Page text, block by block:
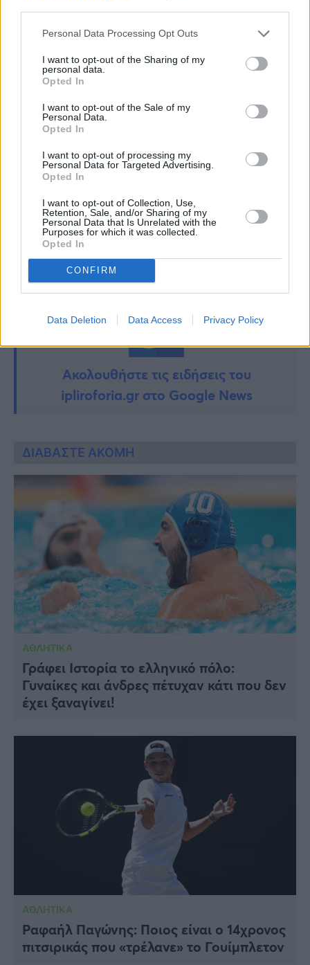
Personal Data Processing Opt Outs
I want to opt-out of the Sharing of my
personal data.
Opted In
I want to opt-out of the Sale of my
Personal Data.
Opted In
I want to opt-out of processing my
Personal Data for Targeted Advertising.
Opted In
I want to opt-out of Collection, Use,
Retention, Sale, and/or Sharing of my
Personal Data that Is Unrelated with the
Purposes for which it was collected.
Opted In
CONFIRM
Data Deletion Data Access Privacy Policy
προορισμοί που δεν πάει κανείς (ακόμα)
Διακοπές στην Κεφαλονιά για τον πρίγκιπα
Ουίλιαμ, την Κέιτ Μίντλετον και τα παιδιά
«Πόλεμος» μεταξύ της Κατερίνας
Καινούργιου και του Νίκου Κοκλώνη
TAGS:
ΑΔΕΡΦΕΣ ΑΛΕΞΑΝΔΡΗ ΚΑΛΛΙΤΕΧΝΙΚΗ ΚΟΛΥΜΒΗΣΗ
Ακολουθήστε τις ειδήσεις του
ipliroforia.gr στο Google News
ΔΙΑΒΑΣΤΕ ΑΚΟΜΗ
ΑΘΛΗΤΙΚΑ
Γράφει Ιστορία το ελληνικό πόλο:
Γυναίκες και άνδρες πέτυχαν κάτι που δεν
έχει ξαναγίνει!
ΑΘΛΗΤΙΚΑ
Ραφαήλ Παγώνης: Ποιος είναι ο 14χρονος
πιτσιρικάς που «τρέλανε» το Γουίμπλετον